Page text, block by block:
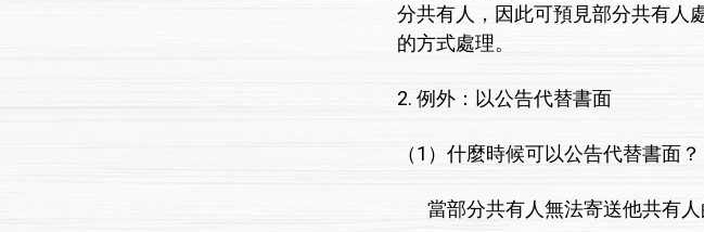
分共有人，因此可預見部分共有人
的方式處理。
2. 例外：以公告代替書面
（1）什麼時候可以公告代替書面？
當部分共有人無法寄送他共有人